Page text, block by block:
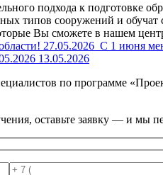
подхода к подготовке
типов сооружений и
Вы сможете в нашем
27.05.2026 С 1 июня
13.05.2026
по программе
оставьте заявку — и мы